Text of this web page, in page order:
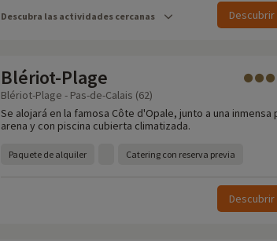
Descubra las actividades cercanas
Blériot-Plage
Blériot-Plage - Pas-de-Calais (62)
Se alojará en la famosa Côte d'Opale, junto a una inmensa
arena y con piscina cubierta climatizada.
Paquete de alquiler Catering con reserva previa